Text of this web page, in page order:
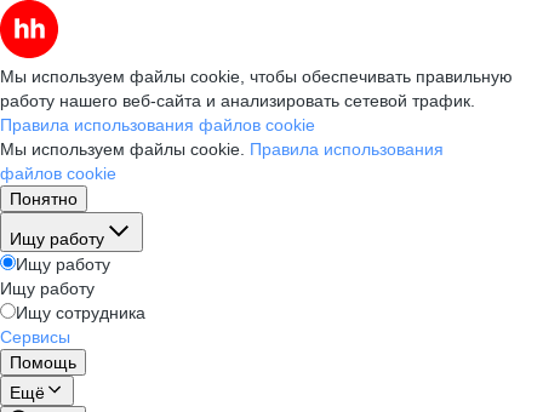
Мы используем файлы cookie, чтобы обеспечивать правильную
работу нашего веб-сайта и анализировать сетевой трафик.
Правила использования файлов cookie
Мы используем файлы cookie. Правила использования
файлов cookie
Понятно
Ищу работу
Ищу работу
Ищу работу
Ищу сотрудника
Сервисы
Помощь
Ещё